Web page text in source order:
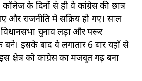
कॉलेज के दिनों से ही वे कांग्रेस की छात्र
राजनीति में सक्रिय हो गए। साल
चुनाव लड़ा और परूर
बने। इसके बाद वे लगातार 6 बार यहाँ से
क्षेत्र को कांग्रेस का मजबूत गढ़ बना